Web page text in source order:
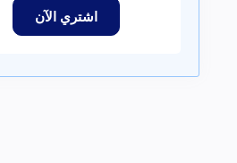
اشتري الآن